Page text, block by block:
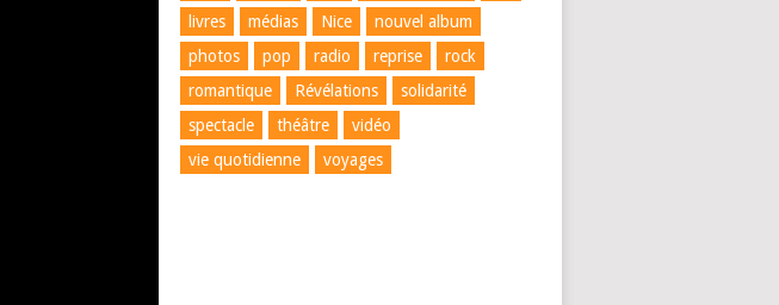
livres
médias Nice
nouvel album
photos
pop radio reprise
rock
romantique
Révélations
solidarité
spectacle
théâtre
vidéo
vie quotidienne
voyages